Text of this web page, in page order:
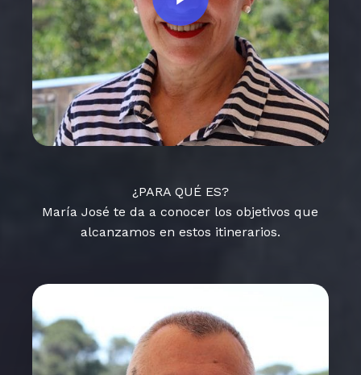
¿PARA QUÉ ES?
María José te da a conocer los objetivos que
alcanzamos en estos itinerarios.